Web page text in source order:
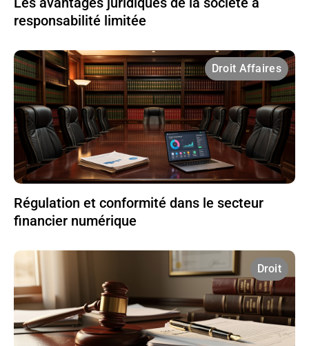
responsabilité limitée
Droit Affaires
Régulation et conformité dans le secteur
financier numérique
Droit